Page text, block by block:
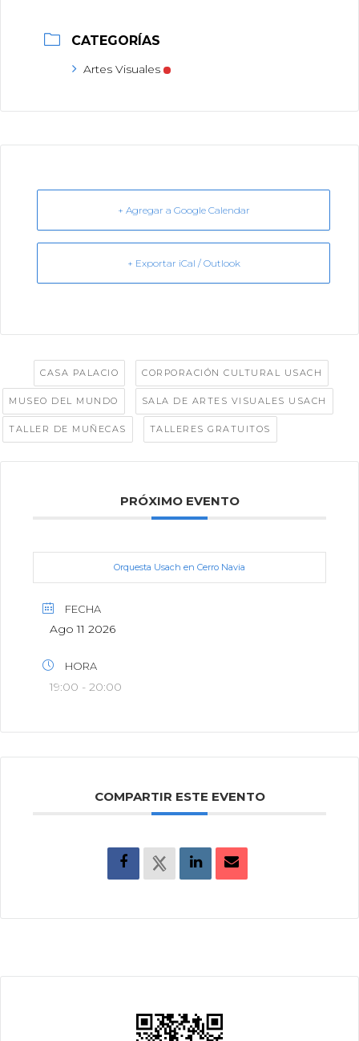
CATEGORÍAS
Artes Visuales
+ Agregar a Google Calendar
+ Exportar iCal / Outlook
CASA PALACIO CORPORACIÓN CULTURAL USACH
MUSEO DEL MUNDO SALA DE ARTES VISUALES USACH
TALLER DE MUÑECAS TALLERES GRATUITOS
PRÓXIMO EVENTO
Orquesta Usach en Cerro Navia
FECHA
Ago 11 2026
HORA
19:00 - 20:00
COMPARTIR ESTE EVENTO